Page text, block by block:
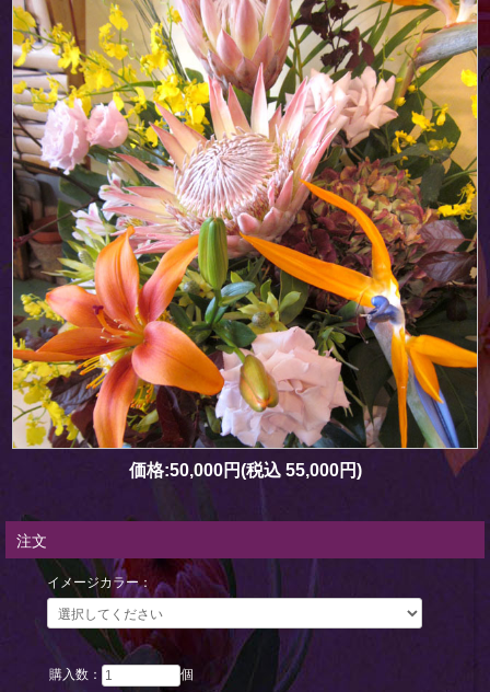
価格:50,000円(税込 55,000円)
注文
イメージカラー：
購入数： 個